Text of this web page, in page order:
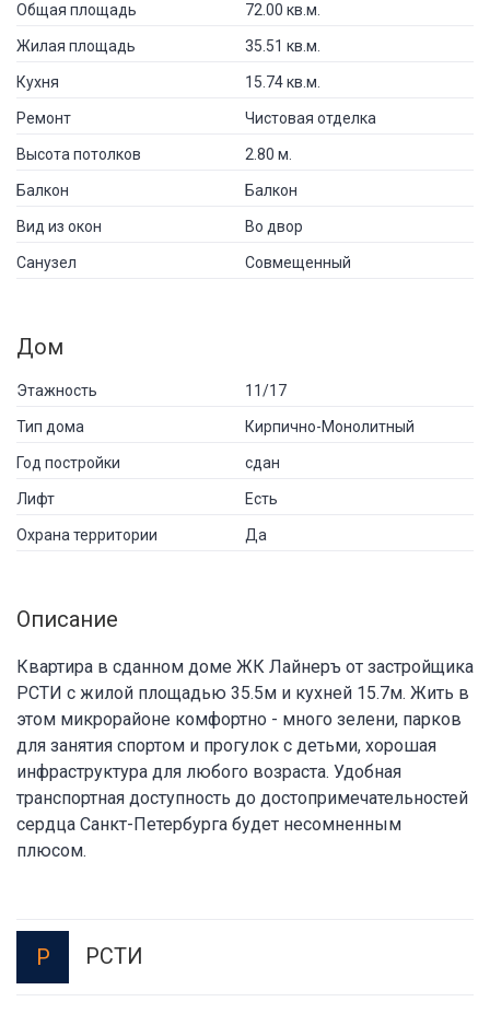
Общая площадь 72.00 кв.м.
Жилая площадь 35.51 кв.м.
Кухня 15.74 кв.м.
Ремонт Чистовая отделка
Высота потолков 2.80 м.
Балкон Балкон
Вид из окон Во двор
Санузел Совмещенный
Дом
Этажность 11/17
Тип дома Кирпично-Монолитный
Год постройки сдан
Лифт Есть
Охрана территории Да
Описание
Квартира в сданном доме ЖК Лайнеръ от застройщика
РСТИ с жилой площадью 35.5м и кухней 15.7м. Жить в
этом микрорайоне комфортно - много зелени, парков
для занятия спортом и прогулок с детьми, хорошая
инфраструктура для любого возраста. Удобная
транспортная доступность до достопримечательностей
сердца Санкт-Петербурга будет несомненным
плюсом.
Р РСТИ